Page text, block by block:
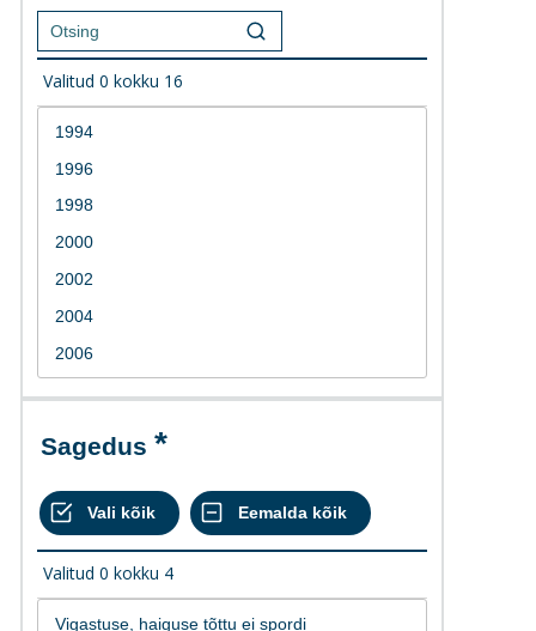
Valitud 0 kokku 16
Sagedus
Valitud 0 kokku 4